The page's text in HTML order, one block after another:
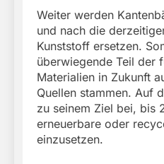
Weiter werden
und nach die
Kunststoff ersetzen.
überwiegende Teil der
Materialien in Zukunft
Quellen stammen. Auf
zu seinem Ziel bei, bis
erneuerbare oder
einzusetzen.